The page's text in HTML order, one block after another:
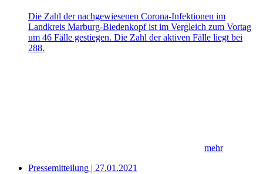
Die Zahl der nachgewiesenen Corona-Infektionen im
Landkreis Marburg-Biedenkopf ist im Vergleich zum Vortag
um 46 Fälle gestiegen. Die Zahl der aktiven Fälle liegt bei
288.
mehr
Pressemitteilung | 27.01.2021